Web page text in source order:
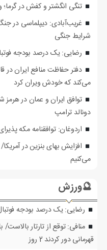
تنگی انگشتر و کفش در
غریب‌آبادی: دیپلماسی در جنگ
شرایط جنگی
رضایی: یک درصد بودجه
دفتر حفاظت منافع ایران در
می‌کند که خودش ویران کرد
توافق ایران و عمان در
دونالد ترامپ
اردوغان: توافقنامه مکه
افزایش بهای بنزین در
می‌کنیم
🔮ورزش
رضایی: یک درصد بودجه
منافی: توقع از تارتار
قهرمانی دور کردند 2 روز